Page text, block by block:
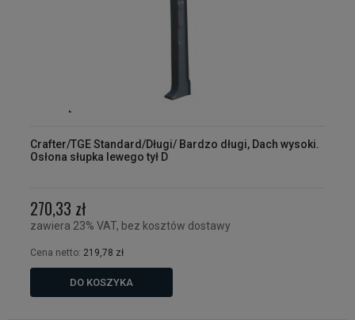
Crafter/TGE Standard/Długi/ Bardzo długi, Dach wysoki.
Osłona słupka lewego tył D
270,33 zł
zawiera 23% VAT, bez kosztów dostawy
Cena netto: 219,78 zł
DO KOSZYKA